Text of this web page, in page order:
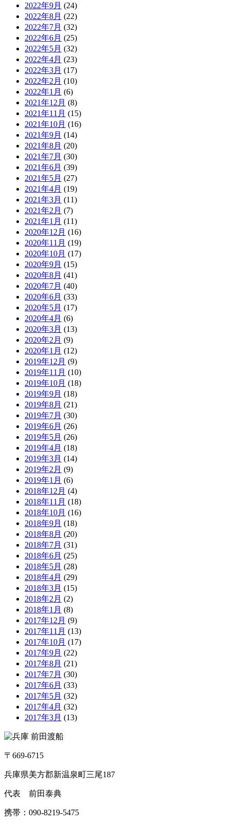
2022年9月 (24)
2022年8月 (22)
2022年7月 (32)
2022年6月 (25)
2022年5月 (32)
2022年4月 (23)
2022年3月 (17)
2022年2月 (10)
2022年1月 (6)
2021年12月 (8)
2021年11月 (15)
2021年10月 (16)
2021年9月 (14)
2021年8月 (20)
2021年7月 (30)
2021年6月 (39)
2021年5月 (27)
2021年4月 (19)
2021年3月 (11)
2021年2月 (7)
2021年1月 (11)
2020年12月 (16)
2020年11月 (19)
2020年10月 (17)
2020年9月 (15)
2020年8月 (41)
2020年7月 (40)
2020年6月 (33)
2020年5月 (17)
2020年4月 (6)
2020年3月 (13)
2020年2月 (9)
2020年1月 (12)
2019年12月 (9)
2019年11月 (10)
2019年10月 (18)
2019年9月 (18)
2019年8月 (21)
2019年7月 (30)
2019年6月 (26)
2019年5月 (26)
2019年4月 (18)
2019年3月 (14)
2019年2月 (9)
2019年1月 (6)
2018年12月 (4)
2018年11月 (18)
2018年10月 (16)
2018年9月 (18)
2018年8月 (20)
2018年7月 (31)
2018年6月 (25)
2018年5月 (28)
2018年4月 (29)
2018年3月 (15)
2018年2月 (2)
2018年1月 (8)
2017年12月 (9)
2017年11月 (13)
2017年10月 (17)
2017年9月 (22)
2017年8月 (21)
2017年7月 (30)
2017年6月 (33)
2017年5月 (32)
2017年4月 (32)
2017年3月 (13)
〒669-6715
兵庫県美方郡新温泉町三尾187
代表 前田泰典
携帯：090-8219-5475